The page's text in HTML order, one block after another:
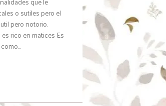
o sutiles pero el
pero notorio.
rico en matices Es